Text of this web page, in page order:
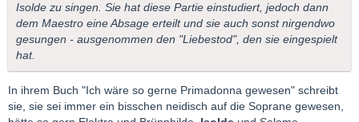
Isolde zu singen. Sie hat diese Partie einstudiert, jedoch dann
dem Maestro eine Absage erteilt und sie auch sonst nirgendwo
gesungen - ausgenommen den "Liebestod", den sie eingespielt
hat.
In ihrem Buch "Ich wäre so gerne Primadonna gewesen" schreibt
sie, sie sei immer ein bisschen neidisch auf die Soprane gewesen,